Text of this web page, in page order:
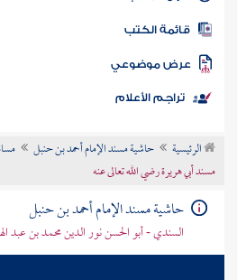
المكتبة
الكتب
موضوعي
تراجم الأعلام
الرئيسية حاشية مسند الإمام أحمد بن حنبل
مسند أبي هريرة رضي الله تعالى عنه
حاشية مسند الإمام أحمد بن حنبل
السندي - أبو الحسن نور الدين محمد بن عبد